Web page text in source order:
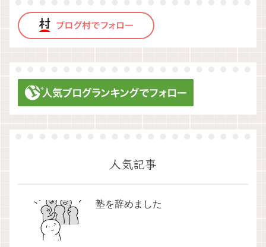
人気記事
塾を辞めました